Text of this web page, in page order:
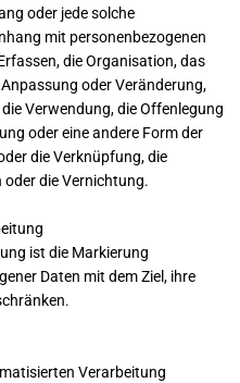
oder jede solche
mit personenbezogenen
die Organisation, das
oder Veränderung,
Verwendung, die Offenlegung
oder eine andere Form der
die Verknüpfung, die
die Vernichtung.
ist die Markierung
Daten mit dem Ziel, ihre
Verarbeitung